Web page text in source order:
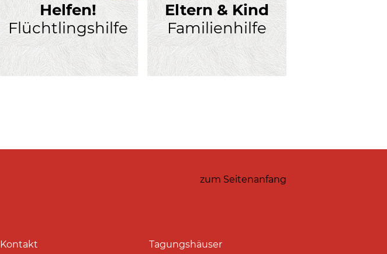
Helfen!
Flüchtlingshilfe
Eltern & Kind
Familienhilfe
zum Seitenanfang
Kontakt Tagungshäuser